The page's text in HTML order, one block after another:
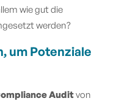
wie gut die
werden?
um Potenziale
Auditvon